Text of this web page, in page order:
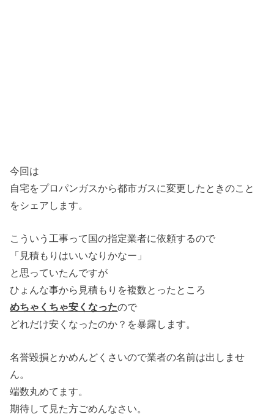
今回は
自宅をプロパンガスから都市ガスに変更したときのこと
をシェアします。
こういう工事って国の指定業者に依頼するので
「見積もりはいいなりかなー」
と思っていたんですが
ひょんな事から見積もりを複数とったところ
めちゃくちゃ安くなったので
どれだけ安くなったのか？を暴露します。
名誉毀損とかめんどくさいので業者の名前は出しませ
ん。
端数丸めてます。
期待して見た方ごめんなさい。